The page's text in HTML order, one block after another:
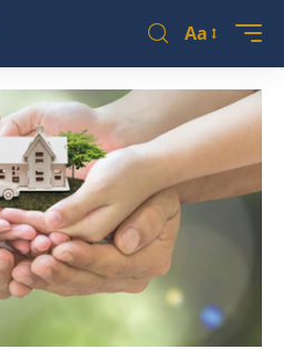
Aa